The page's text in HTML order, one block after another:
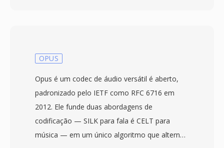
contendo um fluxo simples de amostras de
a 255 representa um nível de áudio com 128
como ponto central. Como não há cabecalho,
parâmetros de reprodução como taxa de
amostragem é contagem de canais devem ser
fornecidos externamente. O MacRecorder
OPUS
Opus é um codec de áudio versátil é aberto,
padronizado pelo IETF como RFC 6716 em
2012. Ele funde duas abordagens de
codificação — SILK para fala é CELT para
música — em um único algoritmo que alterna